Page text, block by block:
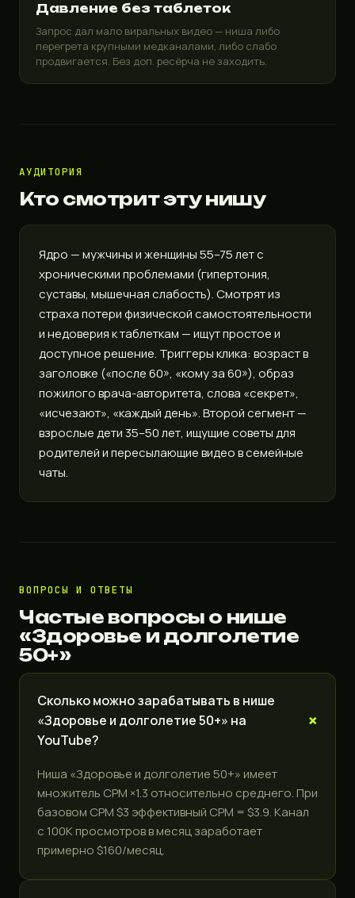
Давление без таблеток
Запрос дал мало виральных видео — ниша либо
перегрета крупными медканалами, либо слабо
продвигается. Без доп. ресёрча не заходить.
АУДИТОРИЯ
Кто смотрит эту нишу
Ядро — мужчины и женщины 55–75 лет с
хроническими проблемами (гипертония,
суставы, мышечная слабость). Смотрят из
страха потери физической самостоятельности
и недоверия к таблеткам — ищут простое и
доступное решение. Триггеры клика: возраст в
заголовке («после 60», «кому за 60»), образ
пожилого врача-авторитета, слова «секрет»,
«исчезают», «каждый день». Второй сегмент —
взрослые дети 35–50 лет, ищущие советы для
родителей и пересылающие видео в семейные
чаты.
ВОПРОСЫ И ОТВЕТЫ
Частые вопросы о нише
«Здоровье и долголетие
50+»
Сколько можно зарабатывать в нише
«Здоровье и долголетие 50+» на
YouTube?
Ниша «Здоровье и долголетие 50+» имеет
множитель CPM ×1.3 относительно среднего. При
базовом CPM $3 эффективный CPM = $3.9. Канал
с 100K просмотров в месяц заработает
примерно $160/месяц.